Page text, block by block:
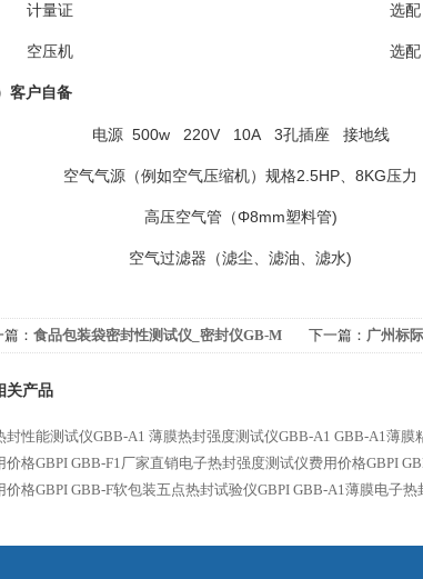
计量证 选配
空压机 选配
客户自备
电源500w 220V 10A 3孔插座 接地线
空气气源（例如空气压缩机）规格2.5HP、 8KG压力
高压空气管（Φ8mm塑料管)
空气过滤器（滤尘、滤油、滤水)
： 食品包装袋密封性测试仪_密封仪GB-M 下一篇： 广州标
关产品
封性能测试仪GBB-A1 薄膜热封强度测试仪GBB-A1 GBB-A1薄膜
价格GBPI GBB-F1厂家直销电子热封强度测试仪费用价格GBPI
价格GBPI GBB-F软包装五点热封试验仪GBPI GBB-A1薄膜电子热